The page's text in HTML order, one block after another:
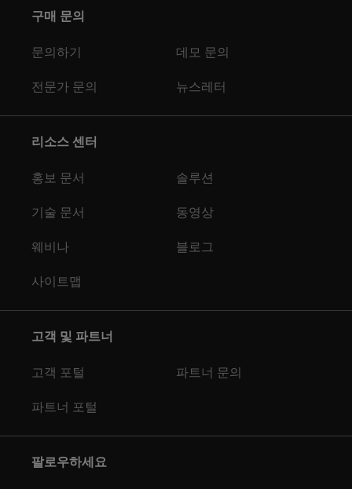
구매 문의
문의하기 데모 문의
전문가 문의 뉴스레터
리소스 센터
홍보 문서 솔루션
기술 문서 동영상
웨비나 블로그
사이트맵
고객 및 파트너
고객 포털 파트너 문의
파트너 포털
팔로우하세요